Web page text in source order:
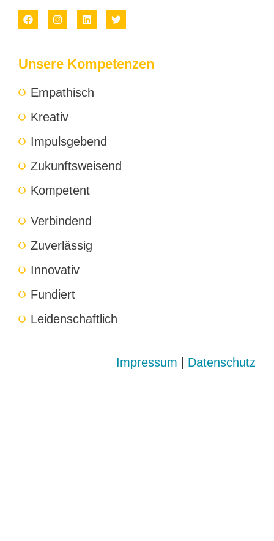
Unsere Kompetenzen
Empathisch
Kreativ
Impulsgebend
Zukunftsweisend
Kompetent
Verbindend
Zuverlässig
Innovativ
Fundiert
Leidenschaftlich
Impressum Datenschutz